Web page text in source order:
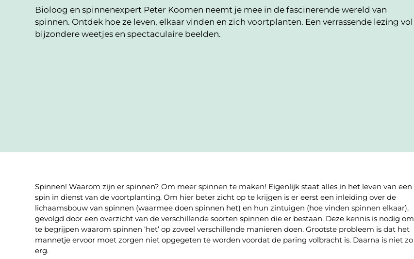
Bioloog en spinnenexpert Peter Koomen neemt je mee in de fascinerende wereld van
spinnen. Ontdek hoe ze leven, elkaar vinden en zich voortplanten. Een verrassende lezing vol
bijzondere weetjes en spectaculaire beelden.
Spinnen! Waarom zijn er spinnen? Om meer spinnen te maken! Eigenlijk staat alles in het leven van een
spin in dienst van de voortplanting. Om hier beter zicht op te krijgen is er eerst een inleiding over de
lichaamsbouw van spinnen (waarmee doen spinnen het) en hun zintuigen (hoe vinden spinnen elkaar),
gevolgd door een overzicht van de verschillende soorten spinnen die er bestaan. Deze kennis is nodig om
te begrijpen waarom spinnen ‘het’ op zoveel verschillende manieren doen. Grootste probleem is dat het
mannetje ervoor moet zorgen niet opgegeten te worden voordat de paring volbracht is. Daarna is niet zo
erg.